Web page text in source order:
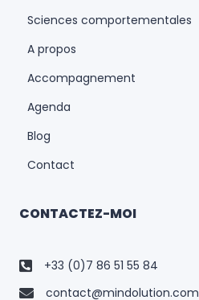
Sciences comportementales
A propos
Accompagnement
Agenda
Blog
Contact
CONTACTEZ-MOI
+33 (0)7 86 51 55 84
contact@mindolution.com